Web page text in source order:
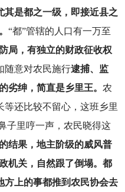
其是都之一级，即接近县之
“都”管辖的人口有一万至
局，有独立的财政征收权
随意对农民施行逮捕、监
劣绅，简直是乡里王。 农
等还比较不留心，这班乡里
子里哼一声，农民晓得这
结果，地主阶级的威风普
机关，自然跟了倒塌。都
方上的事都推到农民协会去